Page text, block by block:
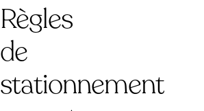
Règles
de
stationnement